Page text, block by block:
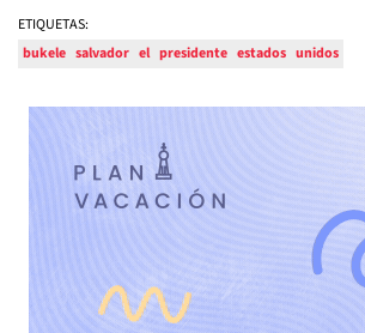
ETIQUETAS:
bukele salvador el presidente estados unidos